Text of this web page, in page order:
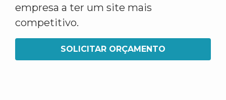
empresa a ter um site mais
competitivo.
SOLICITAR ORÇAMENTO